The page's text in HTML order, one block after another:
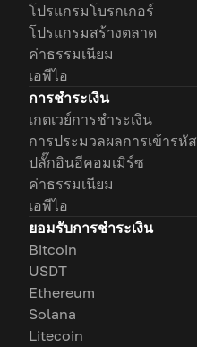
โปรแกรมโบรกเกอร์
โปรแกรมสร้างตลาด
ค่าธรรมเนียม
เอพีไอ
การชำระเงิน
เกตเวย์การชำระเงิน
การประมวลผลการเข้ารหัส
ปลั๊กอินอีคอมเมิร์ซ
ค่าธรรมเนียม
เอพีไอ
ยอมรับการชำระเงิน
Bitcoin
USDT
Ethereum
Solana
Litecoin